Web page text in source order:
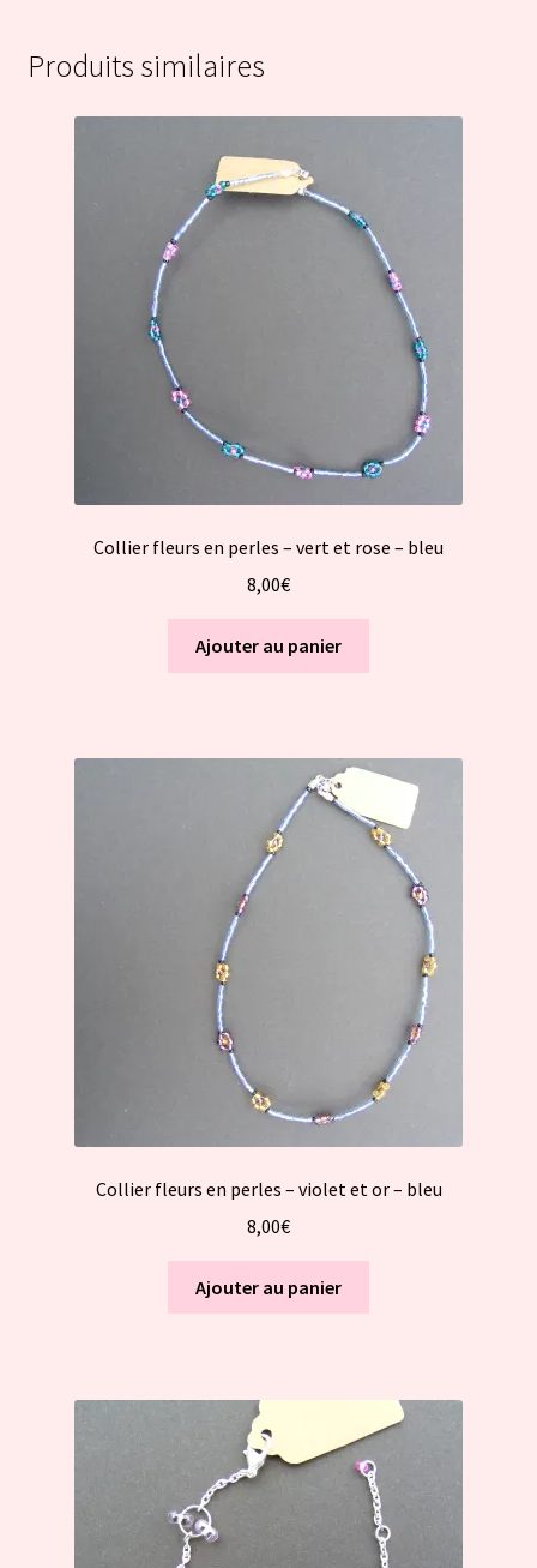
Produits similaires
Collier fleurs en perles – vert et rose – bleu
8,00€
Ajouter au panier
Collier fleurs en perles – violet et or – bleu
8,00€
Ajouter au panier